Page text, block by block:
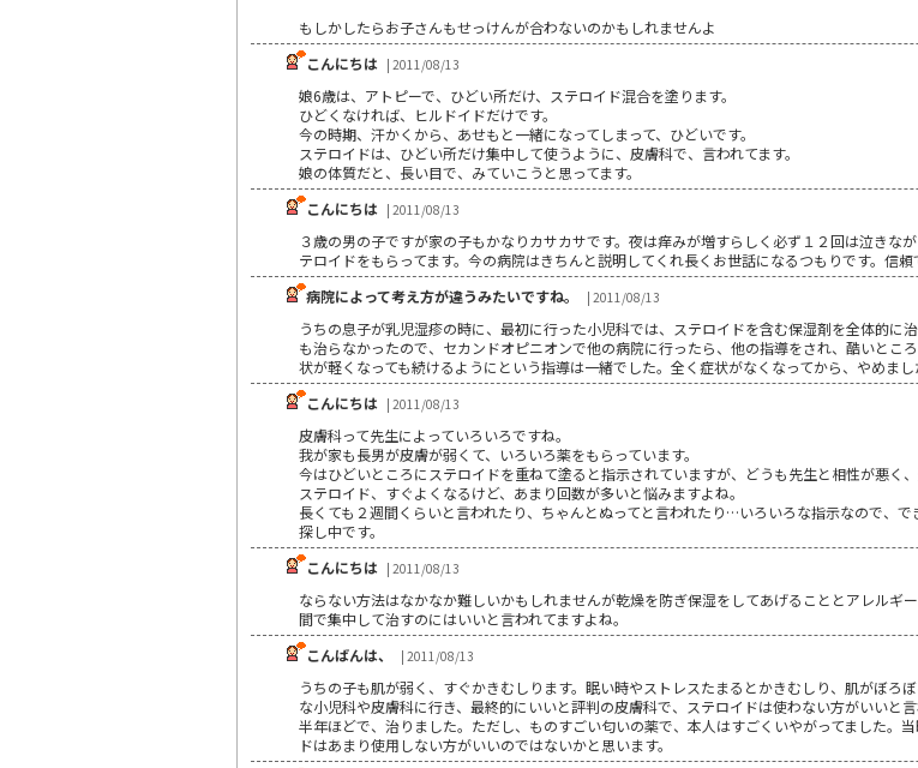
もしかしたらお子さんもせっけんが合わないのかもしれませんよ
こんにちは | 2011/08/13
娘6歳は、アトピーで、ひどい所だけ、ステロイド混合を塗ります。
ひどくなければ、ヒルドイドだけです。
今の時期、汗かくから、あせもと一緒になってしまって、ひどいです。
ステロイドは、ひどい所だけ集中して使うように、皮膚科で、言われてます。
娘の体質だと、長い目で、みていこうと思ってます。
こんにちは | 2011/08/13
３歳の男の子ですが家の子もかなりカサカサです。夜は痒みが増すらしく必ず１２回は泣きな
テロイドをもらってます。今の病院はきちんと説明してくれ長くお世話になるつもりです。信頼
病院によって考え方が違うみたいですね。
| 2011/08/13
うちの息子が乳児湿疹の時に、最初に行った小児科では、ステロイドを含む保湿剤を全体的に
も治らなかったので、セカンドオピニオンで他の病院に行ったら、他の指導をされ、酷いとこ
状が軽くなっても続けるようにという指導は一緒でした。全く症状がなくなってから、やめまし
こんにちは | 2011/08/13
皮膚科って先生によっていろいろですね。
我が家も長男が皮膚が弱くて、いろいろ薬をもらっています。
今はひどいところにステロイドを重ねて塗ると指示されていますが、どうも先生と相性が悪く
ステロイド、すぐよくなるけど、あまり回数が多いと悩みますよね。
長くても２週間くらいと言われたり、ちゃんとぬってと言われたり…いろいろな指示なので、
探し中です。
こんにちは | 2011/08/13
ならない方法はなかなか難しいかもしれませんが乾燥を防ぎ保湿をしてあげることとアレルギ
間で集中して治すのにはいいと言われてますよね。
こんばんは、
| 2011/08/13
うちの子も肌が弱く、すぐかきむしります。眠い時やストレスたまるとかきむしり、肌がぼろ
な小児科や皮膚科に行き、最終的にいいと評判の皮膚科で、ステロイドは使わない方がいいと
半年ほどで、治りました。ただし、ものすごい匂いの薬で、本人はすごくいやがってました。
ドはあまり使用しない方がいいのではないかと思います。